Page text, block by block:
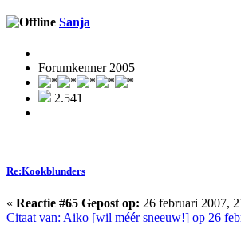
Sanja
Forumkenner 2005
2.541
Re:Kookblunders
« Reactie #65 Gepost op: 26 februari 2007,
Citaat van: Aiko [wil méér sneeuw!] op 26